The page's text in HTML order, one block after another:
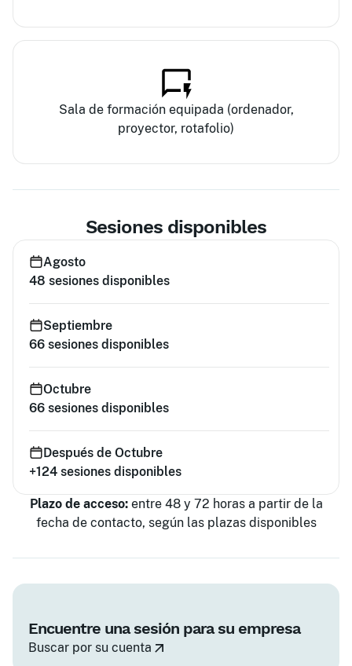
Sala de formación equipada (ordenador,
proyector, rotafolio)
Sesiones disponibles
Agosto
48 sesiones disponibles
Septiembre
66 sesiones disponibles
Octubre
66 sesiones disponibles
Después de Octubre
+124 sesiones disponibles
Plazo de acceso:entre 48 y 72 horas a partir de la
fecha de contacto, según las plazas disponibles
Encuentre una sesión para su empresa
Buscar por su cuenta